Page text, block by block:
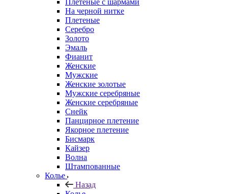
Плетеные с шармами
На черной нитке
Плетеные
Серебро
Золото
Эмаль
Фианит
Женские
Мужские
Женские золотые
Мужские серебряные
Женские серебряные
Снейк
Панцирное плетение
Якорное плетение
Бисмарк
Кайзер
Волна
Штампованные
Колье
Назад